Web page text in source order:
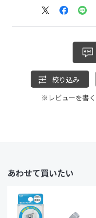
あわせて買いたい
絞り込み
※レビューを書